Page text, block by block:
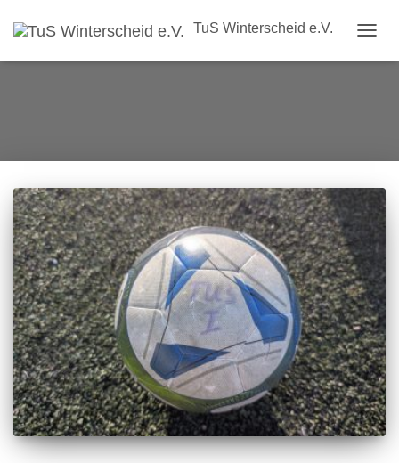
TuS Winterscheid e.V.